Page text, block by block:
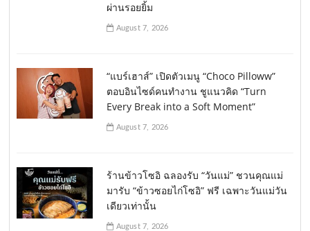
ผ่านรอยยิ้ม
August 7, 2026
“แบร์เฮาส์” เปิดตัวเมนู “Choco Pilloww”
ตอบอินไซด์คนทำงาน ชูแนวคิด “Turn
Every Break into a Soft Moment”
August 7, 2026
ร้านข้าวโซอิ ฉลองรับ “วันแม่” ชวนคุณแม่
มารับ “ข้าวซอยไก่โซอิ” ฟรี เฉพาะวันแม่วัน
เดียวเท่านั้น
August 7, 2026